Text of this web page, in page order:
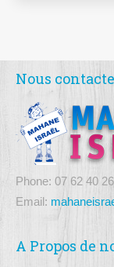
Nous
Phone: 07 62 40
Email:
A Propos de